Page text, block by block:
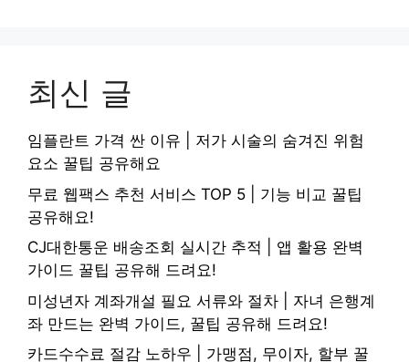
최신 글
임플란트 가격 싼 이유 | 저가 시술의 숨겨진 위험
요소 꿀팁 공유해요
무료 웹팩스 추천 서비스 TOP 5 | 기능 비교 꿀팁
공유해요!
CJ대한통운 배송조회 실시간 추적 | 앱 활용 완벽
가이드 꿀팁 공유해 드려요!
미성년자 계좌개설 필요 서류와 절차 | 자녀 은행계
좌 만드는 완벽 가이드, 꿀팁 공유해 드려요!
카드수수료 절감 노하우 | 가맹점, 무이자, 할부 꿀